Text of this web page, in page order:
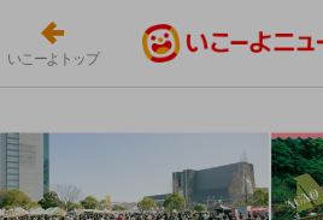
いこーよトップ